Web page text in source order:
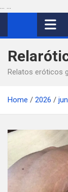
... ...
Relatos eróticos
Home 2026